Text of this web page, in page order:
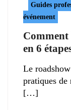
Guides
événement
en 6
Le
pratiques